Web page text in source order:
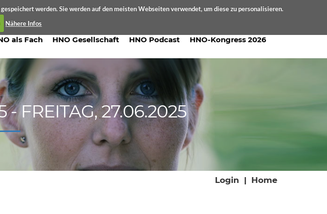
werden. Sie werden auf den meisten Webseiten verwendet, um diese zu personalisieren.
Nähere Infos
als Fach HNO Gesellschaft HNO Podcast HNO-Kongress 2026
- FREITAG, 27.06.2025
Login | Home